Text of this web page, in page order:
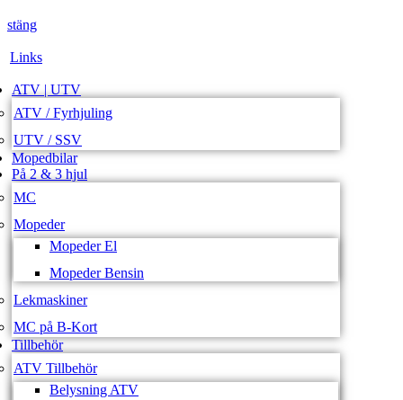
stäng
Links
ATV | UTV
ATV / Fyrhjuling
UTV / SSV
Mopedbilar
På 2 & 3 hjul
MC
Mopeder
Mopeder El
Mopeder Bensin
Lekmaskiner
MC på B-Kort
Tillbehör
ATV Tillbehör
Belysning ATV